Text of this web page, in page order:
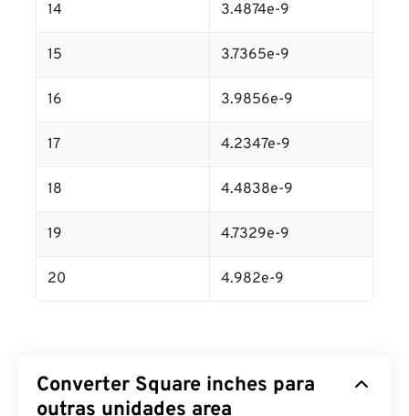
14 3.4874e-9
15 3.7365e-9
16 3.9856e-9
17 4.2347e-9
18 4.4838e-9
19 4.7329e-9
20 4.982e-9
Converter Square inches para
outras unidades area